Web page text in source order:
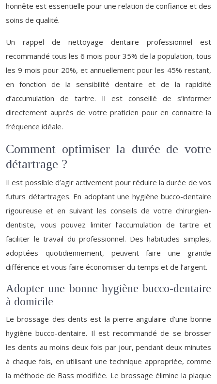
honnête est essentielle pour une relation de confiance et des
soins de qualité.
Un rappel de nettoyage dentaire professionnel est
recommandé tous les 6 mois pour 35% de la population, tous
les 9 mois pour 20%, et annuellement pour les 45% restant,
en fonction de la sensibilité dentaire et de la rapidité
d’accumulation de tartre. Il est conseillé de s’informer
directement auprès de votre praticien pour en connaitre la
fréquence idéale.
Comment optimiser la durée de votre
détartrage ?
Il est possible d’agir activement pour réduire la durée de vos
futurs détartrages. En adoptant une hygiène bucco-dentaire
rigoureuse et en suivant les conseils de votre chirurgien-
dentiste, vous pouvez limiter l’accumulation de tartre et
faciliter le travail du professionnel. Des habitudes simples,
adoptées quotidiennement, peuvent faire une grande
différence et vous faire économiser du temps et de l’argent.
Adopter une bonne hygiène bucco-dentaire
à domicile
Le brossage des dents est la pierre angulaire d’une bonne
hygiène bucco-dentaire. Il est recommandé de se brosser
les dents au moins deux fois par jour, pendant deux minutes
à chaque fois, en utilisant une technique appropriée, comme
la méthode de Bass modifiée. Le brossage élimine la plaque